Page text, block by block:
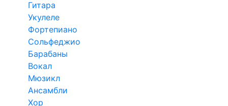
Гитара
Укулеле
Фортепиано
Сольфеджио
Барабаны
Вокал
Мюзикл
Ансамбли
Хор